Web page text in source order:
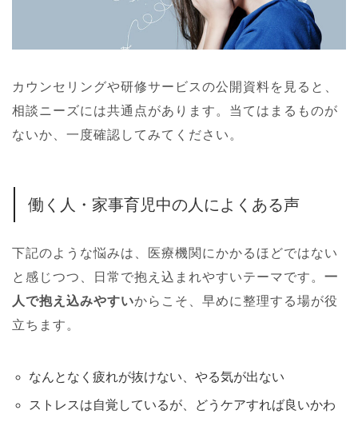
カウンセリングや研修サービスの公開資料を見ると、
相談ニーズには共通点があります。当てはまるものが
ないか、一度確認してみてください。
働く人・家事育児中の人によくある声
下記のような悩みは、医療機関にかかるほどではない
と感じつつ、日常で抱え込まれやすいテーマです。 一
人で抱え込みやすいからこそ、早めに整理する場が役
立ちます。
なんとなく疲れが抜けない、やる気が出ない
ストレスは自覚しているが、どうケアすれば良いかわ